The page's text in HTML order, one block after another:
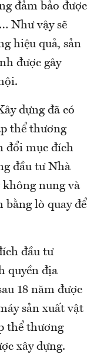
đảm bảo được
Như vậy sẽ
hiệu quả, sản
được gây
dựng đã có
thể thương
đổi mục đích
đầu tư Nhà
không nung và
lò quay để
đầu tư
quyền địa
18 năm được
sản xuất vật
thể thương
xây dựng.